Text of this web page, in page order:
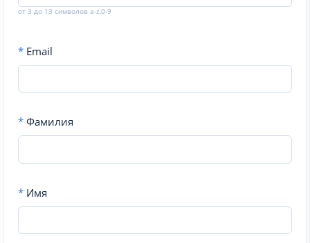
от 3 до 13 символов a-z,0-9
* Email
* Фамилия
* Имя